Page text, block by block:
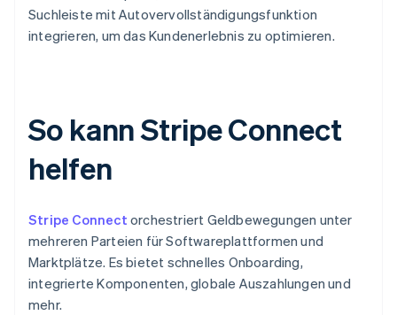
Suchleiste mit Autovervollständigungsfunktion
integrieren, um das Kundenerlebnis zu optimieren.
So kann Stripe Connect
helfen
Stripe Connect orchestriert Geldbewegungen unter
mehreren Parteien für Softwareplattformen und
Marktplätze. Es bietet schnelles Onboarding,
integrierte Komponenten, globale Auszahlungen und
mehr.